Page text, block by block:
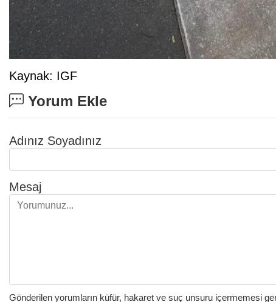
Kaynak: IGF
Yorum Ekle
Adınız Soyadınız
Mesaj
Gönderilen yorumların küfür, hakaret ve suç unsuru içermemesi